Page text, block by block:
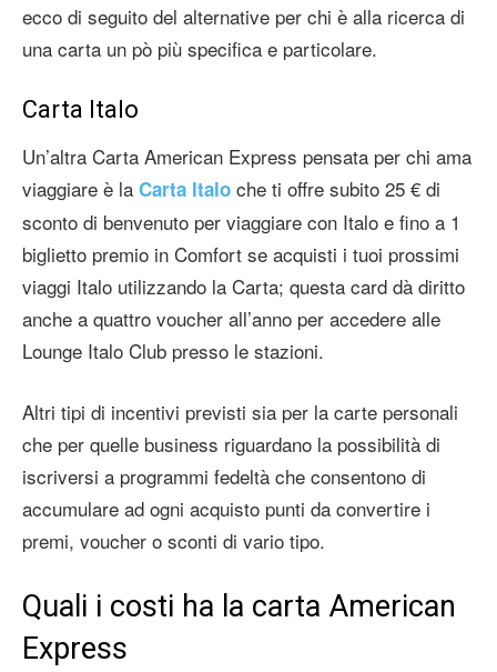
ecco di seguito del alternative per chi è alla ricerca di
una carta un pò più specifica e particolare.
Carta Italo
Un’altra Carta American Express pensata per chi ama
viaggiare è la Carta Italo che ti offre subito 25 € di
sconto di benvenuto per viaggiare con Italo e fino a 1
biglietto premio in Comfort se acquisti i tuoi prossimi
viaggi Italo utilizzando la Carta; questa card dà diritto
anche a quattro voucher all’anno per accedere alle
Lounge Italo Club presso le stazioni.
Altri tipi di incentivi previsti sia per la carte personali
che per quelle business riguardano la possibilità di
iscriversi a programmi fedeltà che consentono di
accumulare ad ogni acquisto punti da convertire i
premi, voucher o sconti di vario tipo.
Quali i costi ha la carta American
Express